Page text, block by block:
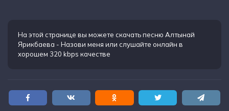
На этой странице вы можете скачать песню Алтынай
Ярикбаева - Назови меня или слушайте онлайн в
хорошем 320 kbps качестве